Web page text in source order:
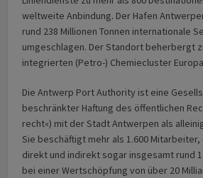
weltweite Anbindung. Der Hafen
rund 238 Millionen Tonnen internationale
umgeschlagen. Der Standort beherbergt
integrierten (Petro-) Chemiecluster
Die Antwerp Port Authority ist eine
beschränkter Haftung des öffentlichen
recht«) mit der Stadt Antwerpen als
Sie beschäftigt mehr als 1.600
direkt und indirekt sogar insgesamt rund
bei einer Wertschöpfung von über 20